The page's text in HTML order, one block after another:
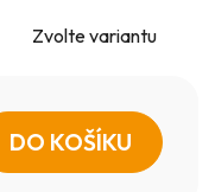
Zvolte variantu
DO KOŠÍKU